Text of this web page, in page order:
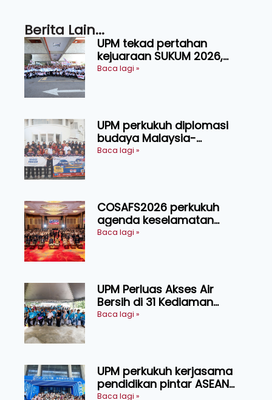
Berita Lain...
UPM tekad pertahan
kejuaraan SUKUM 2026,
sasar 16 pingat emas
Baca lagi »
UPM perkukuh diplomasi
budaya Malaysia-
Indonesia melalui Narasi
Baca lagi »
COSAFS2026 perkukuh
agenda keselamatan
makanan, AgriHub pacu
Baca lagi »
UPM Perluas Akses Air
Bersih di 31 Kediaman
Orang Asli Tasik Chini
Baca lagi »
UPM perkukuh kerjasama
pendidikan pintar ASEAN
menerusi lawatan rasmi ke
Baca lagi »